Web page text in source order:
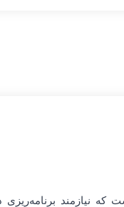
نیازمند